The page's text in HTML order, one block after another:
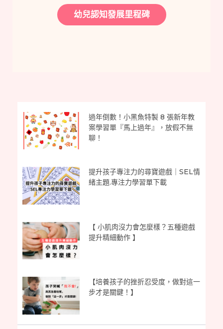
幼兒認知發展里程碑
過年倒數！小黑魚特製 8 張新年教
案學習單『馬上過年』，放假不無
聊！
提升孩子專注力的尋寶遊戲｜SEL情
緒主題.專注力學習單下載
【 小肌肉沒力會怎麼樣？五種遊戲
提升精細動作 】
【培養孩子的挫折忍受度，做對這一
步才是關鍵！】